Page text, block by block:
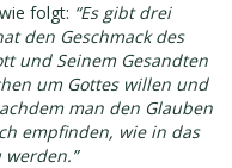
folgt: “Es gibt drei
den Geschmack des
und Seinem Gesandten
um Gottes willen und
man den Glauben
empfinden, wie in das